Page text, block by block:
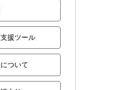
援ツール
ついて